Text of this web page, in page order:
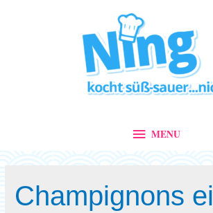
MENU
MENU
Champignons ei